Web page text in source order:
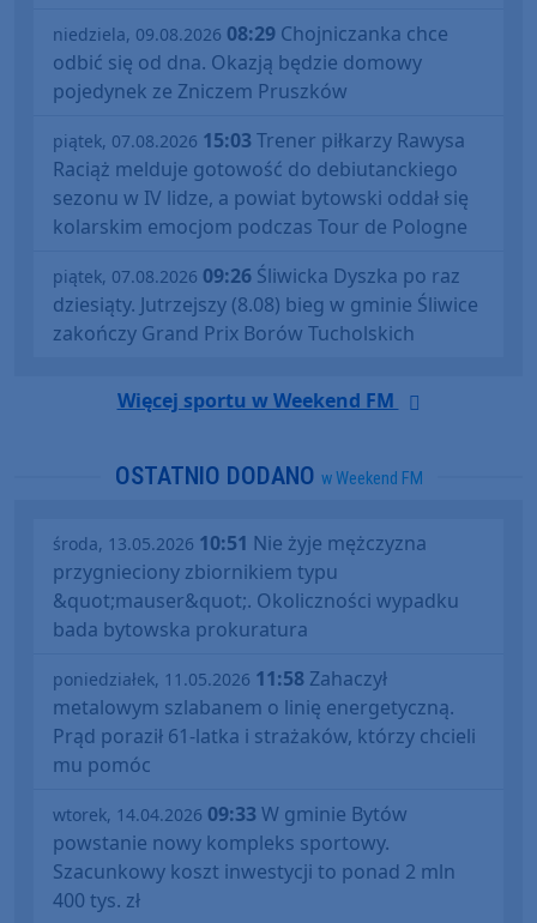
niedziela, 09.08.2026 08:29 Chojniczanka chce
odbić się od dna. Okazją będzie domowy
pojedynek ze Zniczem Pruszków
piątek, 07.08.2026 15:03Trener piłkarzy Rawysa
Raciąż melduje gotowość do debiutanckiego
sezonu w IV lidze, a powiat bytowski oddał się
kolarskim emocjom podczas Tour de Pologne
piątek, 07.08.2026 09:26 Śliwicka Dyszka po raz
dziesiąty. Jutrzejszy (8.08) bieg w gminie Śliwice
zakończy Grand Prix Borów Tucholskich
Więcej sportu w Weekend FM
OSTATNIO DODANO w Weekend FM
środa, 13.05.2026 10:51 Nie żyje mężczyzna
przygnieciony zbiornikiem typu
&quot;mauser&quot;. Okoliczności wypadku
bada bytowska prokuratura
poniedziałek, 11.05.2026 11:58 Zahaczył
metalowym szlabanem o linię energetyczną.
Prąd poraził 61-latka i strażaków, którzy chcieli
mu pomóc
wtorek, 14.04.2026 09:33W gminie Bytów
powstanie nowy kompleks sportowy.
Szacunkowy koszt inwestycji to ponad 2 mln
400 tys. zł